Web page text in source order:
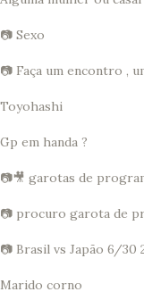
📷 Sexo
📷 Faça um encontro ,
Toyohashi
Gp em handa ?
📷🎥 garotas de
📷 procuro garota de
📷 Brasil vs Japão 6/30
Marido corno